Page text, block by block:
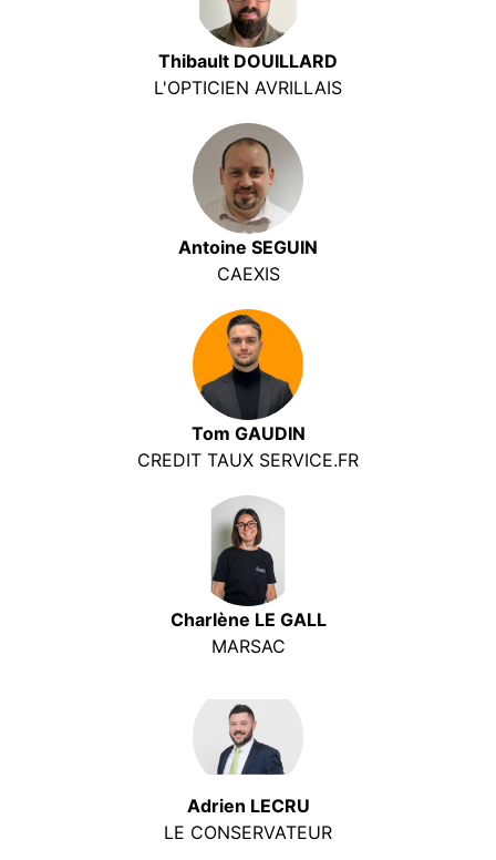
Thibault DOUILLARD
L'OPTICIEN AVRILLAIS
Antoine SEGUIN
CAEXIS
Tom GAUDIN
CREDIT TAUX SERVICE.FR
Charlène LE GALL
MARSAC
Adrien LECRU
LE CONSERVATEUR